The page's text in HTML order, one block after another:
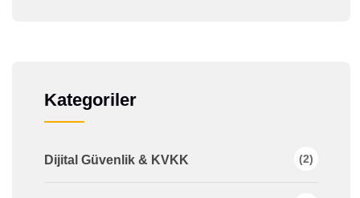
Kategoriler
Dijital Güvenlik & KVKK (2)